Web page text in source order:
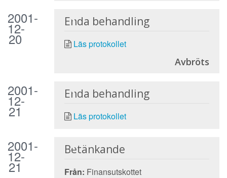
2001-
12-
20
Enda behandling
Läs protokollet
Avbröts
2001-
12-
21
Enda behandling
Läs protokollet
2001-
12-
21
Betänkande
Från: Finansutskottet